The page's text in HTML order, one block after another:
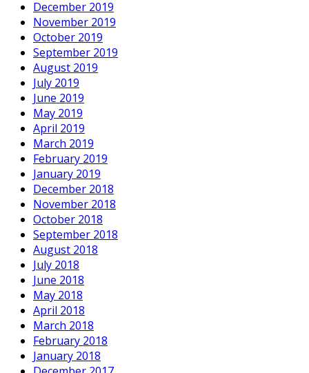
December 2019
November 2019
October 2019
September 2019
August 2019
July 2019
June 2019
May 2019
April 2019
March 2019
February 2019
January 2019
December 2018
November 2018
October 2018
September 2018
August 2018
July 2018
June 2018
May 2018
April 2018
March 2018
February 2018
January 2018